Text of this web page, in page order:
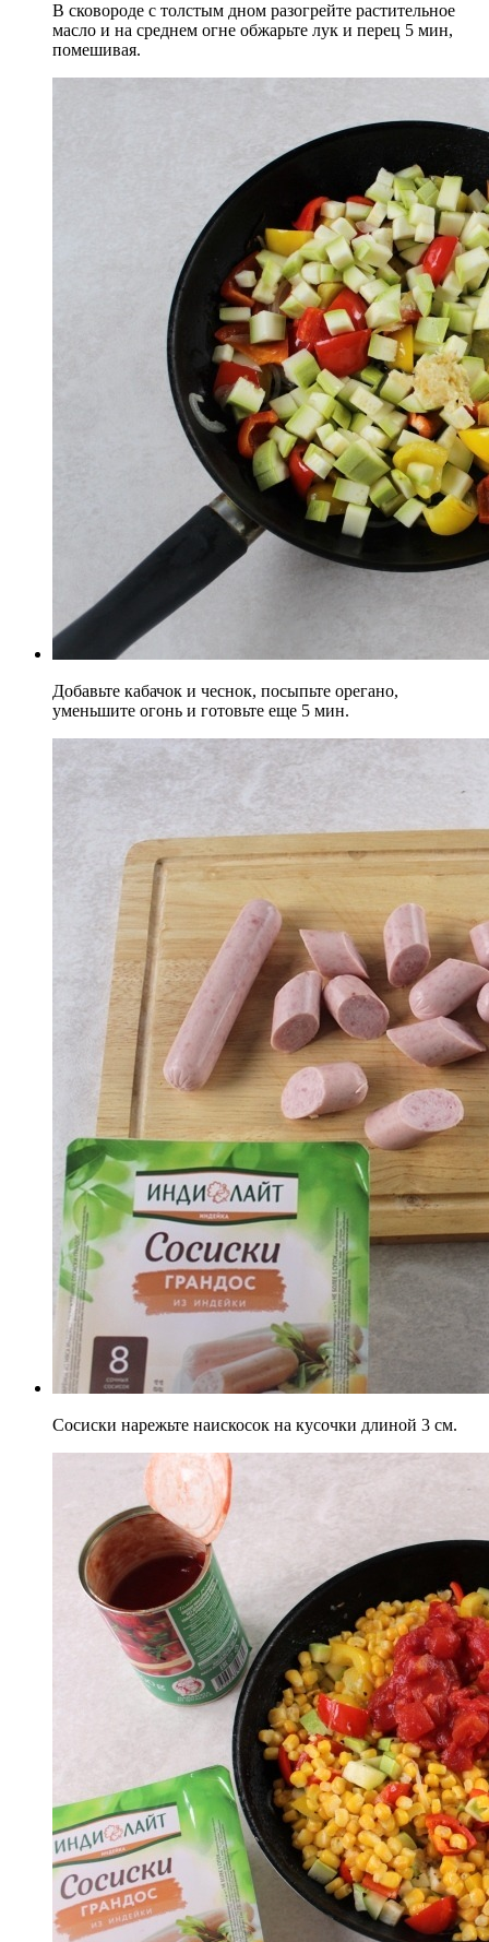
В сковороде с толстым дном разогрейте растительное
масло и на среднем огне обжарьте лук и перец 5 мин,
помешивая.
Добавьте кабачок и чеснок, посыпьте орегано,
уменьшите огонь и готовьте еще 5 мин.
Сосиски нарежьте наискосок на кусочки длиной 3 см.